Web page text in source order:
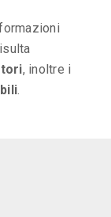
, inoltre i
.